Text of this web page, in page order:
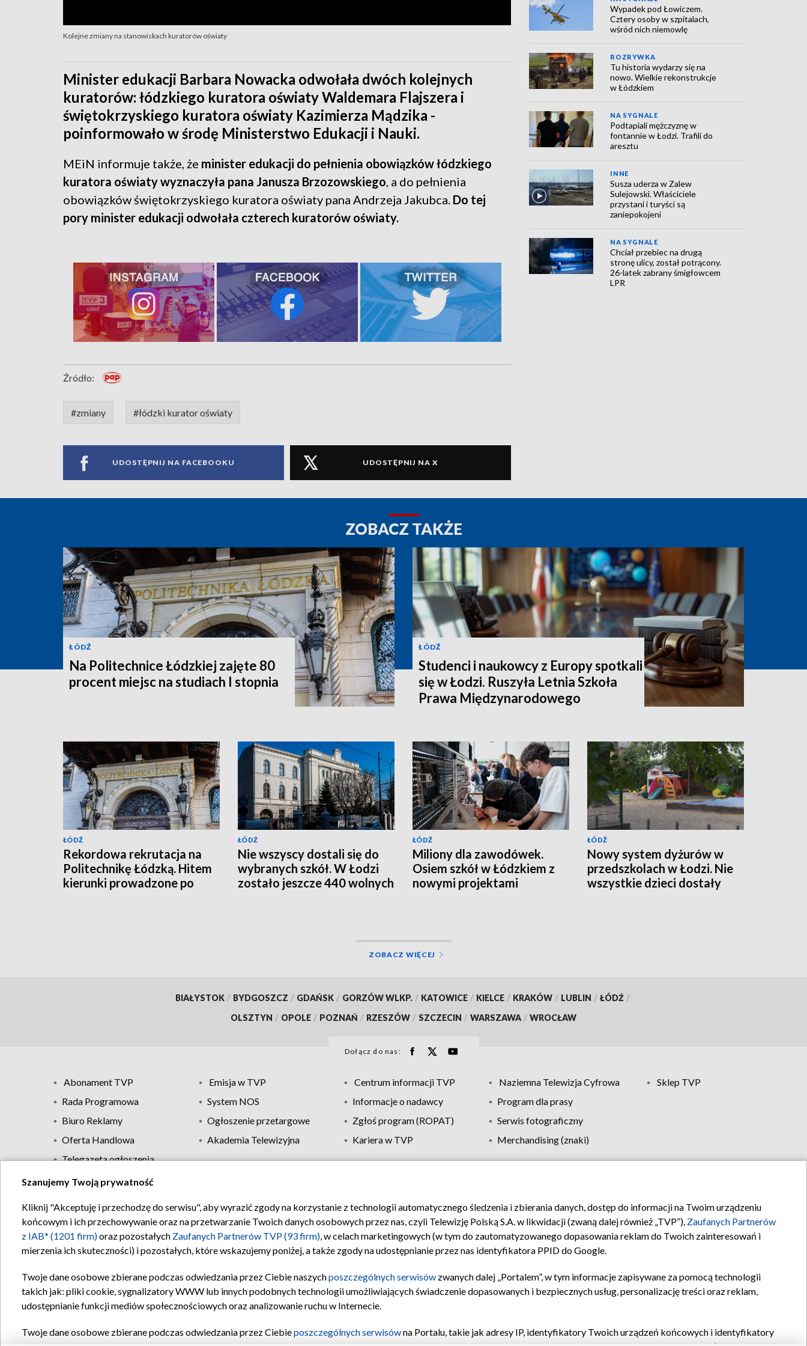
Kolejne zmiany na stanowiskach kuratorów oświaty
Minister edukacji Barbara Nowacka odwołała dwóch kolejnych
kuratorów: łódzkiego kuratora oświaty Waldemara Flajszera i
świętokrzyskiego kuratora oświaty Kazimierza Mądzika -
poinformowało w środę Ministerstwo Edukacji i Nauki.
MEiN informuje także, że minister edukacji do pełnienia obowiązków łódzkiego
kuratora oświaty wyznaczyła pana Janusza Brzozowskiego , a do pełnienia
obowiązków świętokrzyskiego kuratora oświaty pana Andrzeja Jakubca. Do tej
pory minister edukacji odwołała czterech kuratorów oświaty.
Źródło:
#zmiany #łódzki kurator oświaty
UDOSTĘPNIJ NA FACEBOOKU UDOSTĘPNIJ NA X
Wypadek pod Łowiczem.
Cztery osoby w szpitalach,
wśród nich niemowlę
ROZRYWKA
Tu historia wydarzy się na
nowo. Wielkie rekonstrukcje
w Łódzkiem
NA SYGNALE
Podtapiali mężczyznę w
fontannie w Łodzi. Trafili do
aresztu
INNE
Susza uderza w Zalew
Sulejowski. Właściciele
przystani i turyści są
zaniepokojeni
NA SYGNALE
Chciał przebiec na drugą
stronę ulicy, został potrącony.
26-latek zabrany śmigłowcem
LPR
ZOBACZ TAKŻE
ŁÓDŹ
Na Politechnice Łódzkiej zajęte 80
procent miejsc na studiach I stopnia
ŁÓDŹ
Studenci i naukowcy z Europy spotkali
się w Łodzi. Ruszyła Letnia Szkoła
Prawa Międzynarodowego
ŁÓDŹ
Rekordowa rekrutacja na
Politechnikę Łódzką. Hitem
kierunki prowadzone po
ŁÓDŹ
Nie wszyscy dostali się do
wybranych szkół. W Łodzi
zostało jeszcze 440 wolnych
ŁÓDŹ
Miliony dla zawodówek.
Osiem szkół w Łódzkiem z
nowymi projektami
ŁÓDŹ
Nowy system dyżurów w
przedszkolach w Łodzi. Nie
wszystkie dzieci dostały
ZOBACZ WIĘCEJ
BIAŁYSTOK / BYDGOSZCZ / GDAŃSK / GORZÓW WLKP. / KATOWICE / KIELCE / KRAKÓW / LUBLIN / ŁÓDŹ /
OLSZTYN / OPOLE / POZNAŃ / RZESZÓW / SZCZECIN / WARSZAWA / WROCŁAW
Dołącz do nas:
Abonament TVP Emisja w TVP Centrum informacji TVP Naziemna Telewizja Cyfrowa
Sklep TVP
Rada Programowa
System NOS Informacje o nadawcy
Program dla prasy
Biuro Reklamy
Ogłoszenie przetargowe Zgłoś program (ROPAT)
Serwis fotograficzny
Oferta Handlowa
Akademia Telewizyjna Kariera w TVP
Merchandising (znaki)
Telegazeta ogłoszenia
Regulamin TVP Polityka prywatności Moje zgody Pomoc Biuro reklamy Kontakt
Szanujemy Twoją prywatność
Kliknij "Akceptuję i przechodzę do serwisu", aby wyrazić zgody na korzystanie z technologii automatycznego śledzenia i zbierania danych, dostęp do informacji na Twoim urządzeniu
końcowym i ich przechowywanie oraz na przetwarzanie Twoich danych osobowych przez nas, czyli Telewizję Polską S.A. w likwidacji (zwaną dalej również „TVP”), Zaufanych Partnerów
z IAB* (1201 firm)oraz pozostałych Zaufanych Partnerów TVP (93 firm), w celach marketingowych (w tym do zautomatyzowanego dopasowania reklam do Twoich zainteresowań i
mierzenia ich skuteczności) i pozostałych, które wskazujemy poniżej, a także zgody na udostępnianie przez nas identyfikatora PPID do Google.
Twoje dane osobowe zbierane podczas odwiedzania przez Ciebie naszychposzczególnych serwisów zwanych dalej „Portalem”, w tym informacje zapisywane za pomocą technologii
takich jak: pliki cookie, sygnalizatory WWW lub innych podobnych technologii umożliwiających świadczenie dopasowanych i bezpiecznych usług, personalizację treści oraz reklam,
udostępnianie funkcji mediów społecznościowych oraz analizowanie ruchu w Internecie.
Twoje dane osobowe zbierane podczas odwiedzania przez Ciebieposzczególnych serwisówna Portalu, takie jak adresy IP, identyfikatory Twoich urządzeń końcowych i identyfikatory